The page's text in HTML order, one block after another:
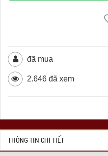
đã mua
2.646 đã xem
THÔNG TIN CHI TIẾT